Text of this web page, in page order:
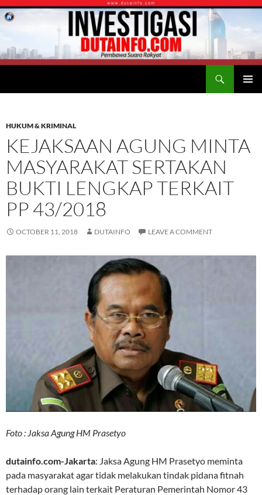
HUKUM & KRIMINAL
KEJAKSAAN AGUNG MINTA
MASYARAKAT SERTAKAN
BUKTI LENGKAP TERKAIT
PP 43/2018
OCTOBER 11, 2018 DUTAINFO LEAVE A COMMENT
Foto : Jaksa Agung HM Prasetyo
dutainfo.com-Jakarta: Jaksa Agung HM Prasetyo meminta
pada masyarakat agar tidak melakukan tindak pidana fitnah
terhadap orang lain terkait Peraturan Pemerintah Nomor 43